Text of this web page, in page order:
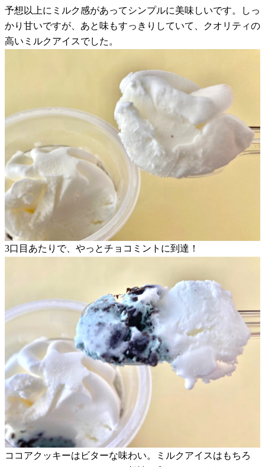
予想以上にミルク感があってシンプルに美味しいです。しっ
かり甘いですが、あと味もすっきりしていて、クオリティの
高いミルクアイスでした。
3口目あたりで、やっとチョコミントに到達！
ココアクッキーはビターな味わい。ミルクアイスはもちろ